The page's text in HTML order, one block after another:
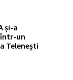
și-a
un
Telenești